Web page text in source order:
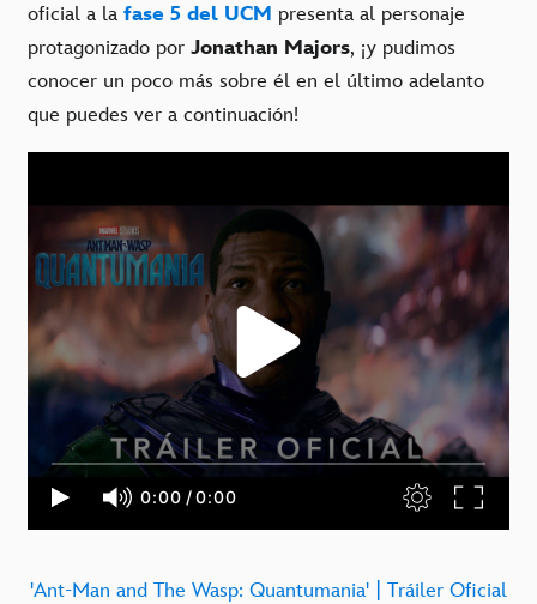
oficial a la fase 5 del UCM presenta al personaje
protagonizado por Jonathan Majors, ¡y pudimos
conocer un poco más sobre él en el último adelanto
que puedes ver a continuación!
'Ant-Man and The Wasp: Quantumania' | Tráiler Oficial